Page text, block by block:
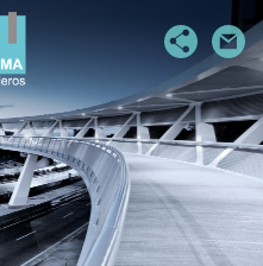
Y MARÍTIMAS